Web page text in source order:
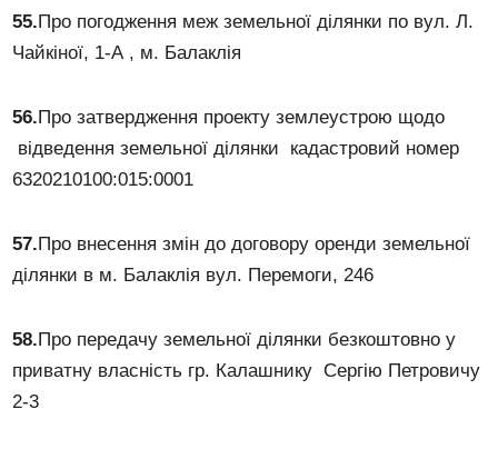
55.Про погодження меж земельної ділянки по вул. Л.
Чайкіної, 1-А , м. Балаклія
56.Про затвердження проекту землеустрою щодо
відведення земельної ділянки кадастровий номер
6320210100:015:0001
57.Про внесення змін до договору оренди земельної
ділянки в м. Балаклія вул. Перемоги, 246
58.Про передачу земельної ділянки безкоштовно у
приватну власність гр. Калашнику Сергію Петровичу
2-3